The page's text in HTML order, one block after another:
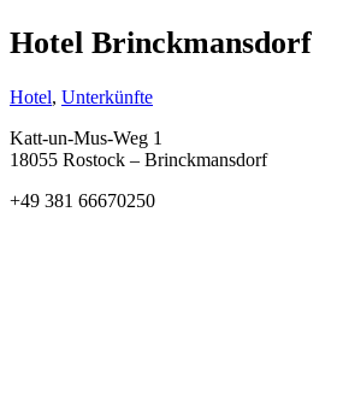
Hotel Brinckmansdorf
Hotel, Unterkünfte
Katt-un-Mus-Weg 1
18055 Rostock – Brinckmansdorf
+49 381 66670250